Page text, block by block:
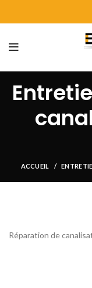
ACCUEIL
Réparation de